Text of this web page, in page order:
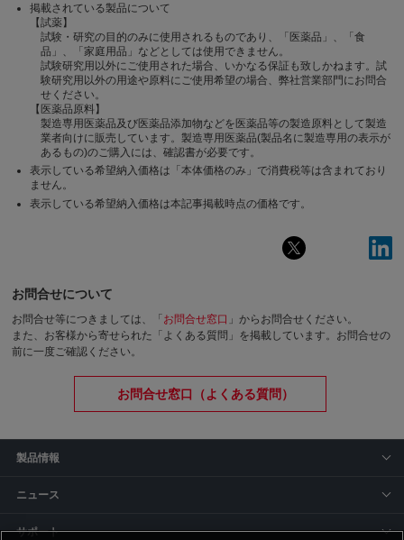
掲載されている製品について
【試薬】
試験・研究の目的のみに使用されるものであり、「医薬品」、「食
品」、「家庭用品」などとしては使用できません。
試験研究用以外にご使用された場合、いかなる保証も致しかねます。試
験研究用以外の用途や原料にご使用希望の場合、弊社営業部門にお問合
せください。
【医薬品原料】
製造専用医薬品及び医薬品添加物などを医薬品等の製造原料として製造
業者向けに販売しています。製造専用医薬品(製品名に製造専用の表示が
あるもの)のご購入には、確認書が必要です。
表示している希望納入価格は「本体価格のみ」で消費税等は含まれており
ません。
表示している希望納入価格は本記事掲載時点の価格です。
お問合せについて
お問合せ等につきましては、「 お問合せ窓口 」からお問合せください。
また、お客様から寄せられた「よくある質問」を掲載しています。お問合せの
前に一度ご確認ください。
お問合せ窓口（よくある質問）
製品情報
ニュース
サポート